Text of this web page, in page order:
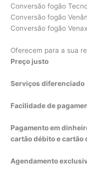
Conversão fogão
Conversão fogão
Conversão fogão Venax
Oferecem para a sua
Preço justo
Serviços diferenciado
Facilidade de
Pagamento em
cartão débito e cartão
Agendamento